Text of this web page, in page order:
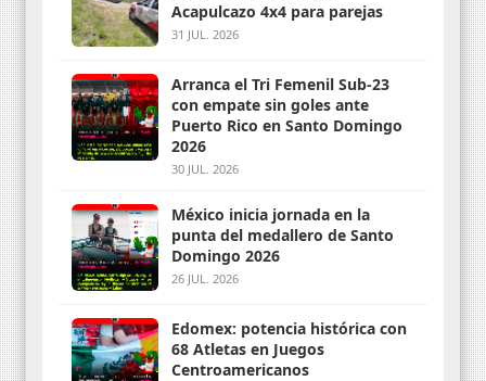
Acapulcazo 4x4 para parejas
31 JUL. 2026
Arranca el Tri Femenil Sub-23
con empate sin goles ante
Puerto Rico en Santo Domingo
2026
30 JUL. 2026
México inicia jornada en la
punta del medallero de Santo
Domingo 2026
26 JUL. 2026
Edomex: potencia histórica con
68 Atletas en Juegos
Centroamericanos